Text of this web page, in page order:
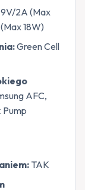
2A (Max
18W)
Green Cell
AFC,
Pump
TAK